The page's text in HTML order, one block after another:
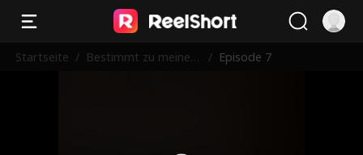
Startseite / Bestimmt zu meinem
/ Episode 7